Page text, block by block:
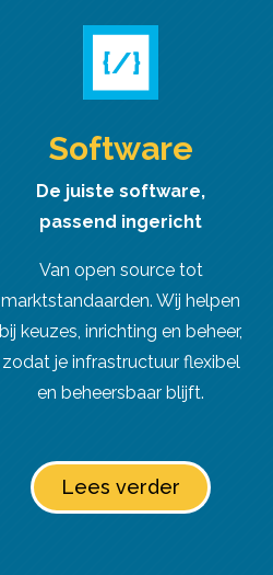
Software
De juiste software,
passend ingericht
Van open source tot
marktstandaarden. Wij helpen
bij keuzes, inrichting en beheer,
zodat je infrastructuur flexibel
en beheersbaar blijft.
Lees verder